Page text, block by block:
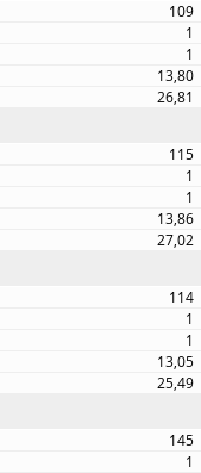
109
1
1
13,80
26,81
115
1
1
13,86
27,02
114
1
1
13,05
25,49
145
1